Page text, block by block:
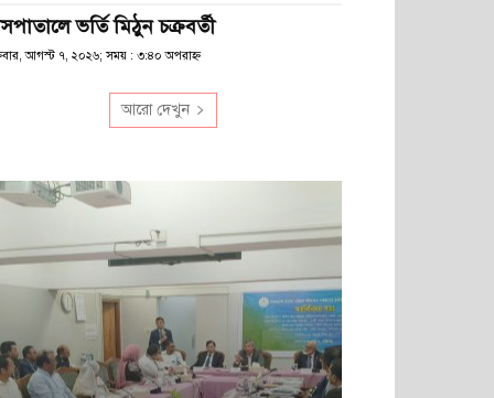
ভর্তি মিঠুন চক্রবর্তী
আগস্ট ৭, ২০২৬; সময় : ৩:৪০ অপরাহ্ণ
আরো দেখুন